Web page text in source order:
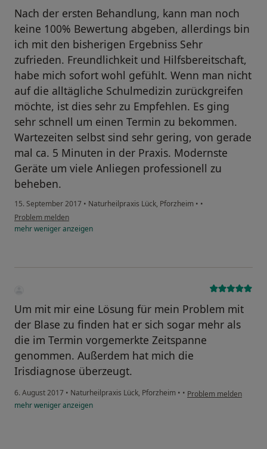
Nach der ersten Behandlung, kann man noch
keine 100% Bewertung abgeben, allerdings bin
ich mit den bisherigen Ergebniss Sehr
zufrieden. Freundlichkeit und Hilfsbereitschaft,
habe mich sofort wohl gefühlt. Wenn man nicht
auf die alltägliche Schulmedizin zurückgreifen
möchte, ist dies sehr zu Empfehlen. Es ging
sehr schnell um einen Termin zu bekommen.
Wartezeiten selbst sind sehr gering, von gerade
mal ca. 5 Minuten in der Praxis. Modernste
Geräte um viele Anliegen professionell zu
beheben.
15. September 2017 • Naturheilpraxis Lück, Pforzheim • •
Problem melden
mehrwenigeranzeigen
Um mit mir eine Lösung für mein Problem mit
der Blase zu finden hat er sich sogar mehr als
die im Termin vorgemerkte Zeitspanne
genommen. Außerdem hat mich die
Irisdiagnose überzeugt.
6. August 2017 • Naturheilpraxis Lück, Pforzheim • • Problem melden
mehrwenigeranzeigen